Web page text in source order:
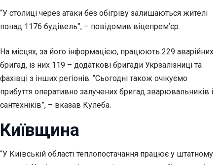
“У столиці через атаки без обігріву залишаються жителі
понад 1176 будівель”, – повідомив віцепрем’єр.
На місцях, за його інформацією, працюють 229 аварійних
бригад, із них 119 – додаткові бригади Укрзалізниці та
фахівці з інших регіонів. “Сьогодні також очікуємо
прибуття оперативно залучених бригад зварювальників і
сантехніків”, – вказав Кулеба.
Київщина
“У Київській області теплопостачання працює у штатному